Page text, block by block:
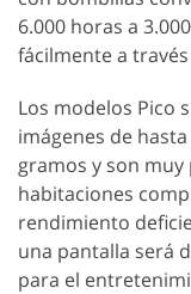
6.000 horas a
fácilmente a
Los modelos Pico
imágenes de
gramos y son
habitaciones
rendimiento
una pantalla será
para el